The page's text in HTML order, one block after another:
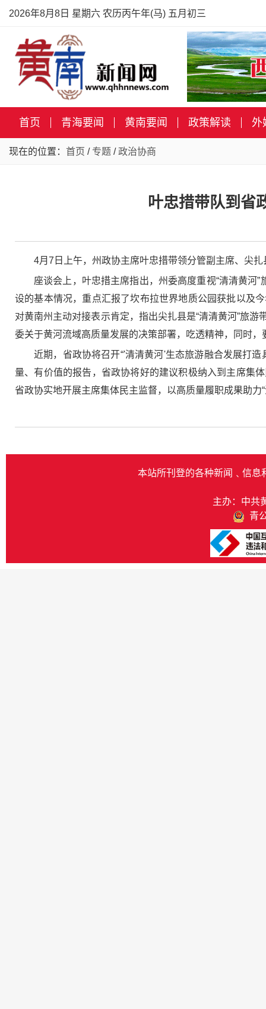
2026年8月8日 星期六 农历丙午年(马) 五月初三
首页 青海要闻 黄南要闻 政策解读 外
现在的位置： 首页 / 专题 /政治协商
叶忠措带队到省
4月7日上午，州政协主席叶忠措带领分管副主席、尖
座谈会上，叶忠措主席指出，州委高度重视“清清黄河
设的基本情况，重点汇报了坎布拉世界地质公园获批以及
对黄南州主动对接表示肯定，指出尖扎县是“清清黄河”旅
委关于黄河流域高质量发展的决策部署，吃透精神，同时
近期，省政协将召开“'清清黄河'生态旅游融合发展打
量、有价值的报告，省政协将好的建议积极纳入到主席集
省政协实地开展主席集体民主监督，以高质量履职成果助力
本站所刊登的各种新闻﹑信息
主办：中共
青